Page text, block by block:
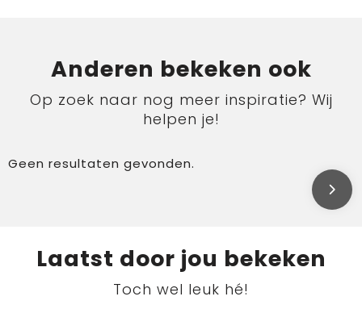
Anderen bekeken ook
Op zoek naar nog meer inspiratie? Wij
helpen je!
Geen resultaten gevonden.
Laatst door jou bekeken
Toch wel leuk hé!